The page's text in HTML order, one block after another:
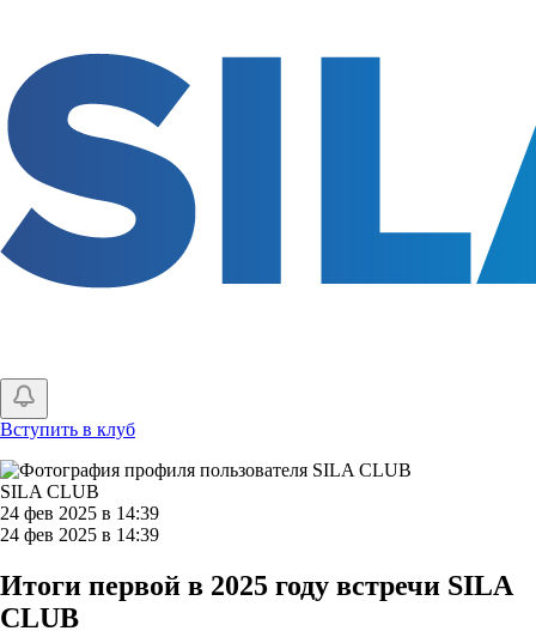
основному
содержанию
Вступить в клуб
SILA CLUB
24 фев 2025 в 14:39
24 фев 2025 в 14:39
Итоги первой в 2025 году встречи SILA
CLUB